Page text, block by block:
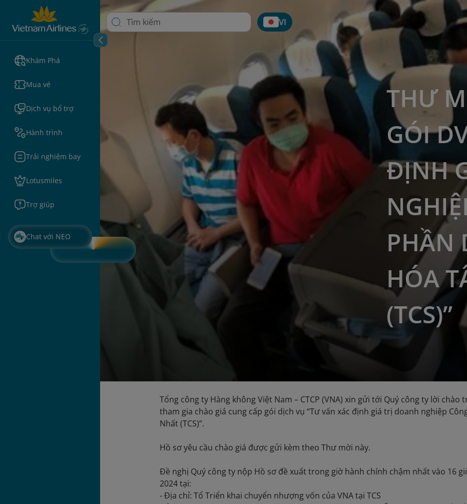
Khám Phá
Mua vé
Dịch vụ bổ trợ
Hành trình
Trải nghiệm bay
Lotusmiles
Trợ giúp
Chat với NEO
VI
THƯ
GÓI
ĐỊNH
PHẦN
HÓA
(TCS)”
Tổng công ty Hàng không Việt Nam – CTCP (VNA) xin gửi tới Quý công ty lời
tham gia chào giá cung cấp gói dịch vụ “Tư vấn xác định giá trị doanh nghiệp
Nhất (TCS)”.
Hồ sơ yêu cầu chào giá được gửi kèm theo Thư mời này.
Đề nghị Quý công ty nộp Hồ sơ đề xuất trong giờ hành chính chậm nhất vào 16
2024 tại:
- Địa chỉ: Tổ Triển khai chuyển nhượng vốn của VNA tại TCS